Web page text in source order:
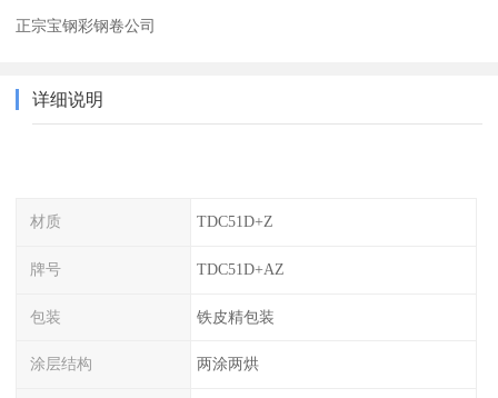
正宗宝钢彩钢卷公司
详细说明
材质 TDC51D+Z
牌号 TDC51D+AZ
包装 铁皮精包装
涂层结构 两涂两烘